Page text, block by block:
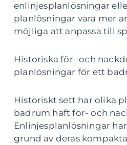
enlinjesplanlösningar
planlösningar vara mer
möjliga att anpassa till
Historiska för- och
planlösningar för ett
Historiskt sett har olika
badrum haft för- och
Enlinjesplanlösningar
grund av deras